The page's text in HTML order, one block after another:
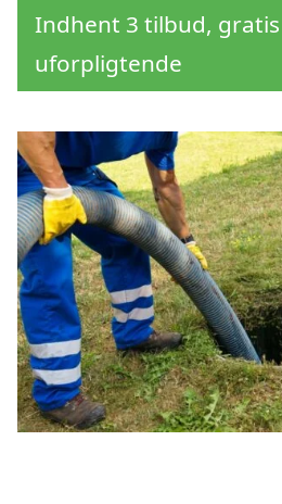
Indhent 3 tilbud,
uforpligtende